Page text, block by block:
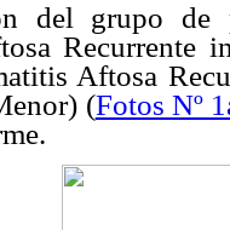
del grupo de
Recurrente
Aftosa
(Fotos Nº